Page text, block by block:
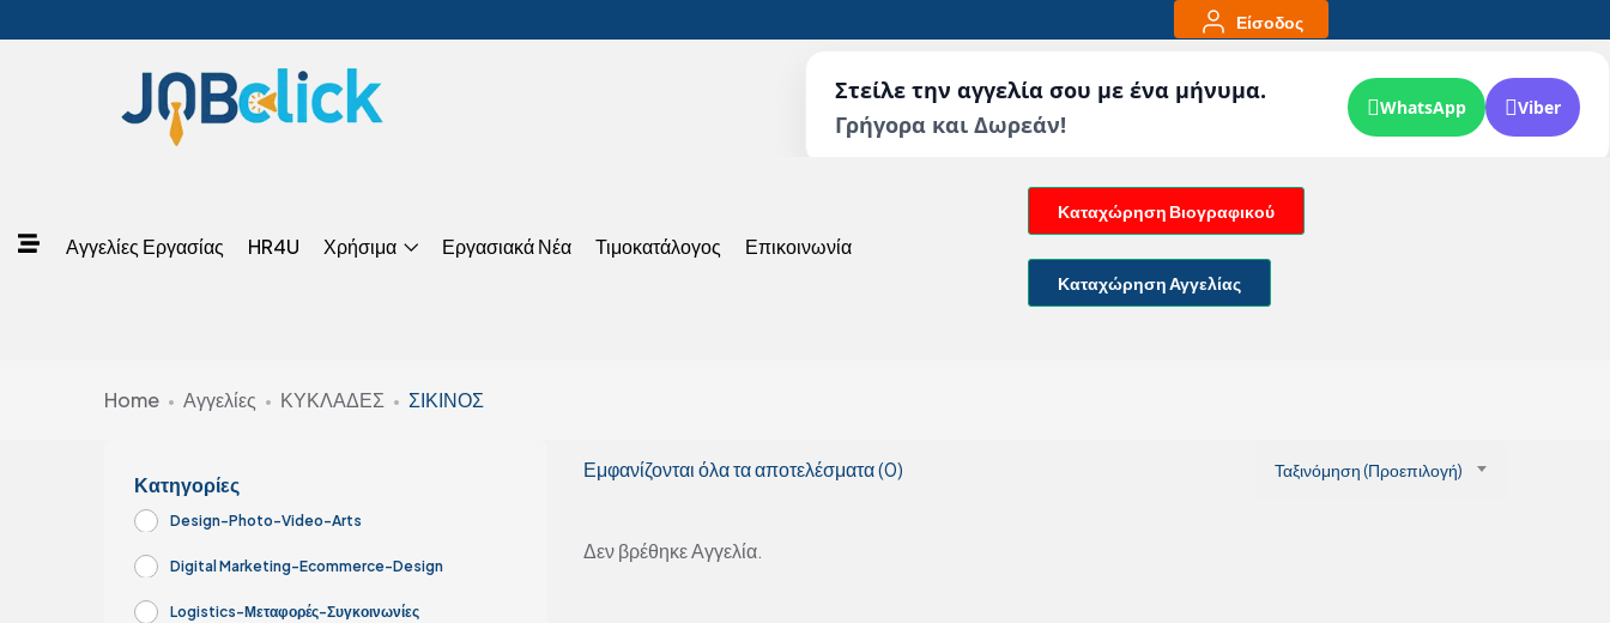
Είσοδος
Στείλε την αγγελία σου με ένα μήνυμα.
Γρήγορα και Δωρεάν!
WhatsApp Viber
Αγγελίες Εργασίας HR4U Χρήσιμα Εργασιακά Νέα Τιμοκατάλογος Επικοινωνία
Καταχώρηση Βιογραφικού
Καταχώρηση Αγγελίας
Home Αγγελίες ΚΥΚΛΑΔΕΣ ΣΙΚΙΝΟΣ
Κατηγορίες
Design-Photo-Video-Arts
Digital Marketing-Ecommerce-Design
Logistics-Μεταφορές-Συγκοινωνίες
Εμφανίζονται όλα τα αποτελέσματα (0) Ταξινόμηση (Προεπιλογή)
Δεν βρέθηκε Αγγελία.